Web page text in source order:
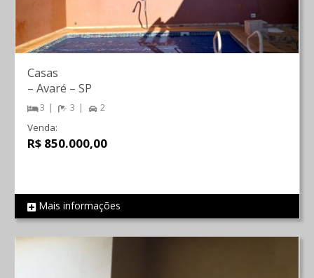
REF 470
Casas
– Avaré – SP
3 3 2
Venda:
R$ 850.000,00
Mais informações